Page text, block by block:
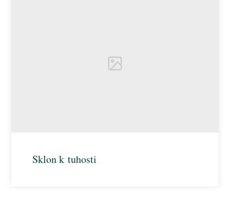
Sklon k tuhosti